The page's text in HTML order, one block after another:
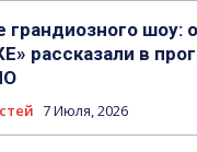
грандиозного шоу: о
рассказали в
7 Июля, 2026